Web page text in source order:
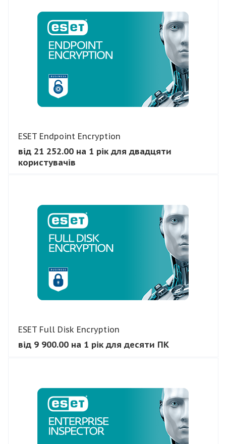
ESET Endpoint Encryption
від 21 252.00 на 1 рік для двадцяти
користувачів
ESET Full Disk Encryption
від 9 900.00 на 1 рік для десяти ПК